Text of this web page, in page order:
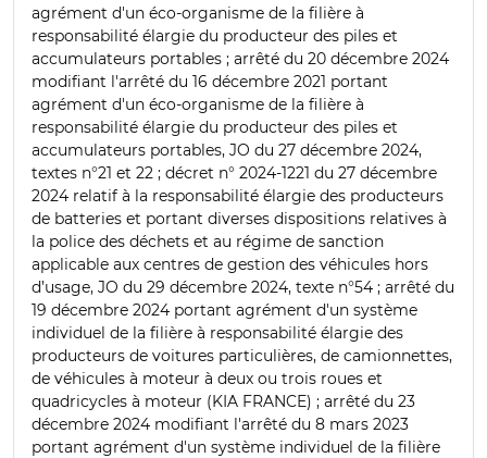
agrément d'un éco-organisme de la filière à
responsabilité élargie du producteur des piles et
accumulateurs portables ; arrêté du 20 décembre 2024
modifiant l'arrêté du 16 décembre 2021 portant
agrément d'un éco-organisme de la filière à
responsabilité élargie du producteur des piles et
accumulateurs portables, JO du 27 décembre 2024,
textes n°21 et 22 ; décret n° 2024-1221 du 27 décembre
2024 relatif à la responsabilité élargie des producteurs
de batteries et portant diverses dispositions relatives à
la police des déchets et au régime de sanction
applicable aux centres de gestion des véhicules hors
d’usage, JO du 29 décembre 2024, texte n°54 ; arrêté du
19 décembre 2024 portant agrément d'un système
individuel de la filière à responsabilité élargie des
producteurs de voitures particulières, de camionnettes,
de véhicules à moteur à deux ou trois roues et
quadricycles à moteur (KIA FRANCE) ; arrêté du 23
décembre 2024 modifiant l'arrêté du 8 mars 2023
portant agrément d'un système individuel de la filière